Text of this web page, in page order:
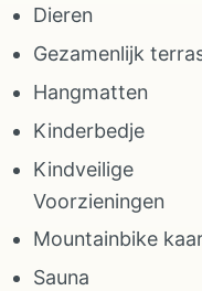
Dieren
Gezamenlijk
Hangmatten
Kinderbedje
Kindveilige
Voorzieningen
Mountainbike
Sauna